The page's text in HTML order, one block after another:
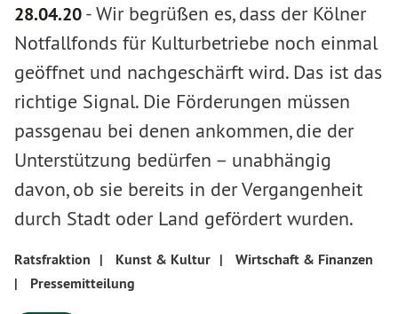
28.04.20-Wir begrüßen es, dass der Kölner
Notfallfonds für Kulturbetriebe noch einmal
geöffnet und nachgeschärft wird. Das ist das
richtige Signal. Die Förderungen müssen
passgenau bei denen ankommen, die der
Unterstützung bedürfen – unabhängig
davon, ob sie bereits in der Vergangenheit
durch Stadt oder Land gefördert wurden.
Ratsfraktion | Kunst & Kultur |
Wirtschaft & Finanzen
|
Pressemitteilung